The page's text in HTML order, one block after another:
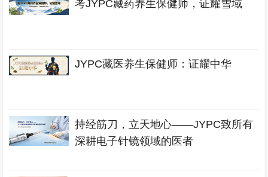
考JYPC藏药养生保健师，证耀雪域
JYPC藏医养生保健师：证耀中华
持经筋刀，立天地心——JYPC致所有
深耕电子针镜领域的医者